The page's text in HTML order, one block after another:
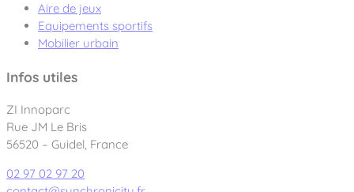
Aire de jeux
Equipements sportifs
Mobilier urbain
Infos utiles
ZI Innoparc
Rue JM Le Bris
56520 – Guidel, France
02 97 02 97 20